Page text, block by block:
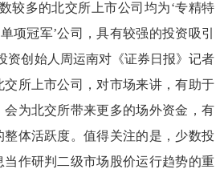
多的北交所上市公司均为‘专精特
项冠军’公司，具有较强的投资吸引
资创始人周运南对《证券日报》记者
所上市公司，对市场来讲，有助于
为北交所带来更多的场外资金，有
体活跃度。值得关注的是，少数投
当作研判二级市场股价运行趋势的重